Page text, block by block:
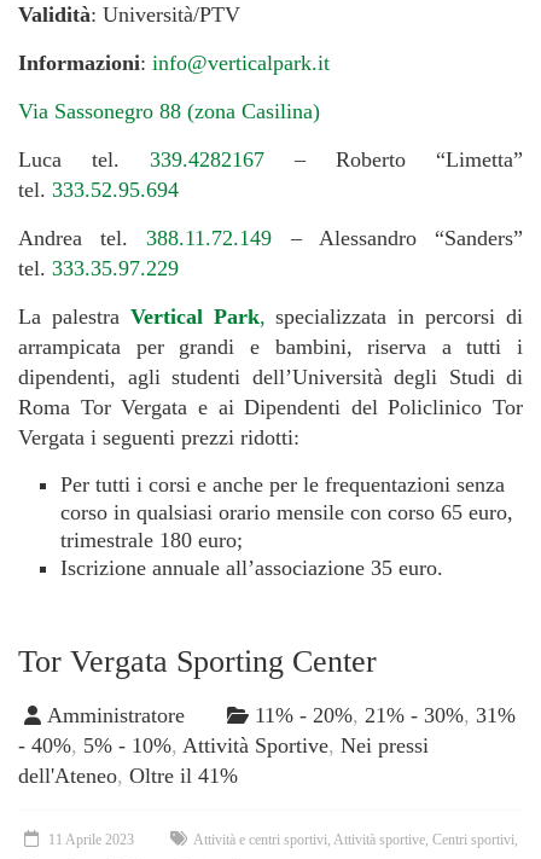
Validità: Università/PTV
Informazioni: info@verticalpark.it
Via Sassonegro 88 (zona Casilina)
Luca tel. 339.4282167 – Roberto “Limetta”
tel. 333.52.95.694
Andrea tel.388.11.72.149 – Alessandro “Sanders”
tel. 333.35.97.229
La palestra Vertical Park, specializzata in percorsi di
arrampicata per grandi e bambini, riserva a tutti i
dipendenti, agli studenti dell’Università degli Studi di
Roma Tor Vergata e ai Dipendenti del Policlinico Tor
Vergata i seguenti prezzi ridotti:
Per tutti i corsi e anche per le frequentazioni senza
corso in qualsiasi orario mensile con corso 65 euro,
trimestrale 180 euro;
Iscrizione annuale all’associazione 35 euro.
Tor Vergata Sporting Center
Amministratore 11% - 20%, 21% - 30%, 31%
- 40%, 5% - 10%, Attività Sportive, Nei pressi
dell'Ateneo, Oltre il 41%
11 Aprile 2023 Attività e centri sportivi Attività sportive Centri sportivi